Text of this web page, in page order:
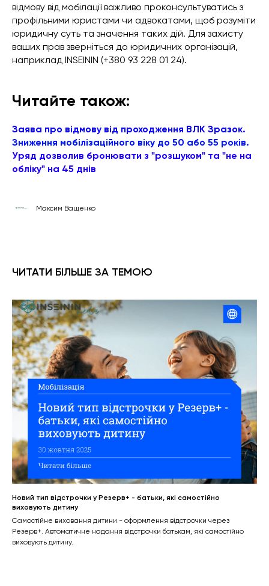
відмову від мобілації важливо проконсультуватись з
профільними юристами чи адвокатами, щоб розуміти
юридичну суть та значення таких дій. Для захисту
ваших прав зверніться до юридичних організацій,
наприклад INSEININ (+380 93 228 01 24).
Читайте також:
Заява про відмову від проходження ВЛК Зразок.
Зниження мобілізаційного віку до 50 або 55 років.
Уряд дозволив бронювати з "розшуком" та "не на
обліку" на 45 днів
Максим Ващенко
ЧИТАТИ БІЛЬШЕ ЗА ТЕМОЮ
Новий тип відстрочки у Резерв+ - батьки, які самостійно
виховують дитину
Самостійне виховання дитини - оформлення відстрочки через
Резерв+. Автоматичне надання відстрочки батькам, які самостійно
виховують дитину.